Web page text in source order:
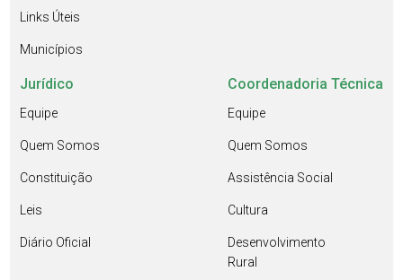
Links Úteis
Municípios
Jurídico
Equipe
Quem Somos
Constituição
Leis
Diário Oficial
Coordenadoria Técnica
Equipe
Quem Somos
Assistência Social
Cultura
Desenvolvimento
Rural